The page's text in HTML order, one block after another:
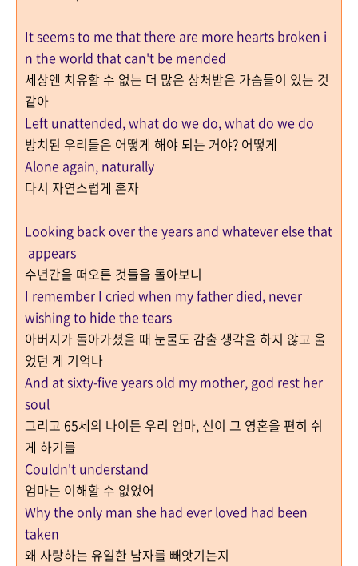
It seems to me that there are more hearts broken i
n the world that can't be mended
세상엔 치유할 수 없는 더 많은 상처받은 가슴들이 있는 것
같아
Left unattended, what do we do, what do we do
방치된 우리들은 어떻게 해야 되는 거야? 어떻게
Alone again, naturally
다시 자연스럽게 혼자
Looking back over the years and whatever else that
appears
수년간을 떠오른 것들을 돌아보니
I remember I cried when my father died, never
wishing to hide the tears
아버지가 돌아가셨을 때 눈물도 감출 생각을 하지 않고 울
었던 게 기억나
And at sixty-five years old my mother, god rest her
soul
그리고 65세의 나이든 우리 엄마, 신이 그 영혼을 편히 쉬
게 하기를
Couldn't understand
엄마는 이해할 수 없었어
Why the only man she had ever loved had been
taken
왜 사랑하는 유일한 남자를 빼앗기는지